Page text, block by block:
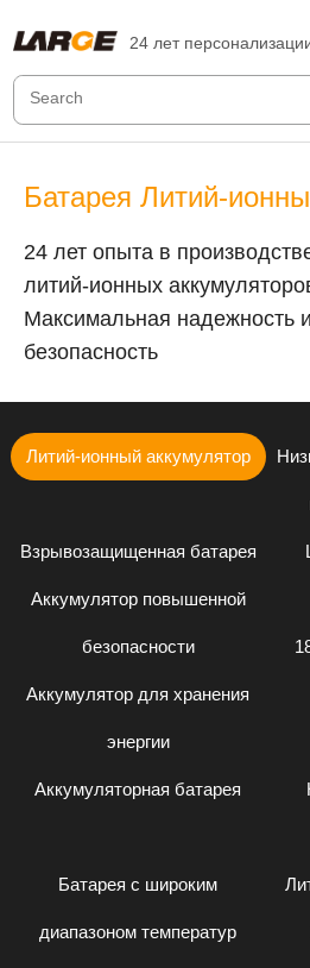
24 лет
Батарея Литий-
24 лет опыта в
литий-ионных
Максимальная надежность
безопасность
Литий-ионный аккумулятор
Взрывозащищенная батарея
Аккумулятор повышенной
безопасности
Аккумулятор для хранения
энергии
Аккумуляторная батарея
Батарея с широким
диапазоном температур